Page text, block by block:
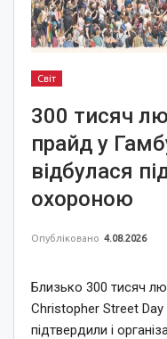
Світ
300 тисяч
прайд у
відбулася
охороною
Опубліковано 4.08.2026
Близько 300 тисяч
Christopher Street Day
підтвердили і